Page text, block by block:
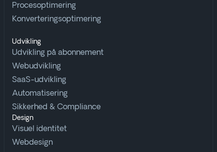
Procesoptimering
Konverteringsoptimering
Udvikling
Udvikling på abonnement
Webudvikling
SaaS-udvikling
Automatisering
Sikkerhed & Compliance
Design
Visuel identitet
Webdesign